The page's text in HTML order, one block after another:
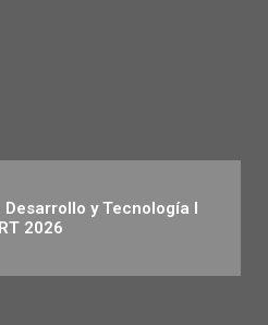
Desarrollo y Tecnología I
2026